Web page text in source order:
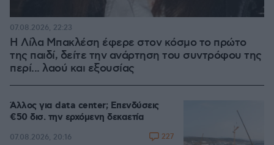
Η Λίλα Μπακλέση έφερε στον κόσμο το πρώτο
της παιδί, δείτε την ανάρτηση του συντρόφου της
περί... λαού και εξουσίας
07.08.2026, 22:23
Άλλος για data center; Επενδύσεις
€50 δισ. την ερχόμενη δεκαετία
07.08.2026, 20:16 227